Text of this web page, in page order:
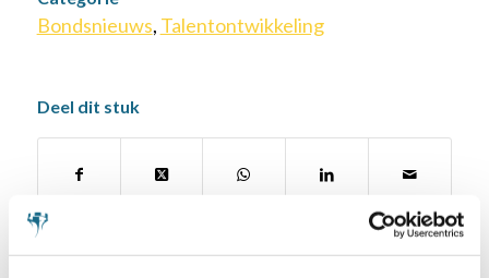
Bondsnieuws, Talentontwikkeling
Deel dit stuk